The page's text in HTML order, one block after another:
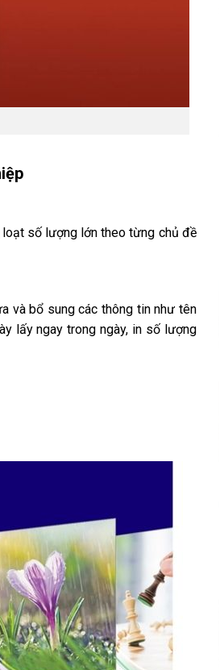
số lượng lớn theo từng chủ đề
và bổ sung các thông tin như tên
lấy ngay trong ngày, in số lượng